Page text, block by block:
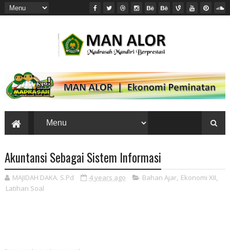
Akuntansi Sebagai Sistem Informasi
MAJIDAH DAKA. S.Pd 4 years ago Bahan Ajar, Ekonomi XII,
Latihan Soal